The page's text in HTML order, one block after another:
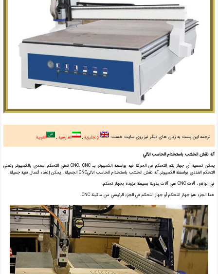
ترجمه این پست به زبان های دیگر نیز روی سایت هست: الإنجليزية الفارسية العربية
آلة نقش الخشب باستخدام الحاسب الآلي
يمكن تسمية أي جهاز يتم التحكم في الحركة فيه بواسطة الكمبيوتر بـ CNC. CNC تعني التحكم العددي بالكمبيوتر وتعني
التحكم العددي بواسطة الكمبيوتر.آلة نقش الخشب باستخدام الحاسب الآليCNC الجميلة ، يمكن إنشاء أعمال فنية جميلة.
في الواقع ، آلات CNC هي آلات يدوية بسيطة مزودة بجهاز تحكم.
هذا الجزء هو جهاز التحكم أو جهاز التحكم في الجزء الرئيسي من ماكينة CNC.